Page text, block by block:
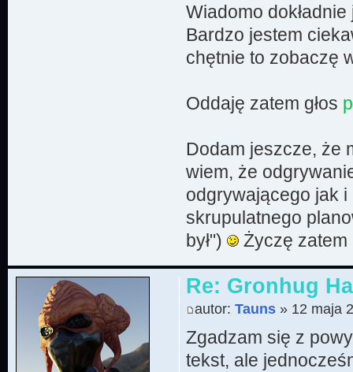
Wiadomo
Bardzo jestem
chętnie to zobaczę
Oddaję zatem głos
Dodam jeszcze, że
wiem, że
odgrywającego jak i
skrupulatnego
był")
Życzę
Re: Gronhug
autor:Tauns » 12 maja
Zgadzam się z
tekst, ale